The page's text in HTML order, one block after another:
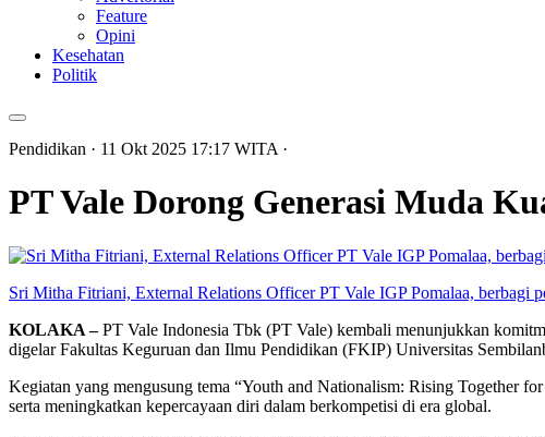
Feature
Opini
Kesehatan
Politik
Pendidikan · 11 Okt 2025 17:17 WITA ·
PT Vale Dorong Generasi Muda
Sri Mitha Fitriani, External Relations Officer PT Vale IGP Pomalaa, berbagi
KOLAKA –PT Vale Indonesia Tbk (PT Vale) kembali menunjukkan
digelar Fakultas Keguruan dan Ilmu Pendidikan (FKIP) Universitas
Kegiatan yang mengusung tema “Youth and Nationalism: Rising Together
serta meningkatkan kepercayaan diri dalam berkompetisi di era global.